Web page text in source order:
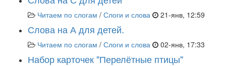
Читаем по слогам / Слоги и слова 21-янв, 12:59
Слова на А для детей.
Читаем по слогам / Слоги и слова 02-янв, 17:33
Набор карточек "Перелётные птицы"